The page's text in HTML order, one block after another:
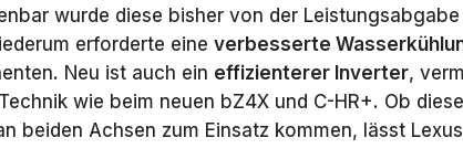
wurde diese bisher von der
erforderte eine verbesserte
Neu ist auch ein effizienterer Inverter,
wie beim neuen bZ4X und C-HR+. Ob
beiden Achsen zum Einsatz kommen, lässt